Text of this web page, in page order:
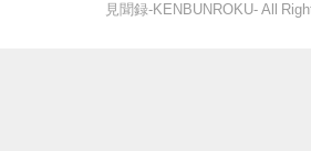
見聞録‐KENBUNROKU- All